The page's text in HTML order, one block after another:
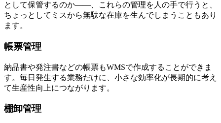
として保管するのか――、これらの管理を人の手で行うと、
ちょっとしてミスから無駄な在庫を生んでしまうこともあり
ます。
帳票管理
納品書や発注書などの帳票もWMSで作成することができま
す。毎日発生する業務だけに、小さな効率化が長期的に考え
て生産性向上につながります。
棚卸管理